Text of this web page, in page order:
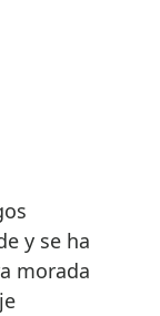
y se ha
morada